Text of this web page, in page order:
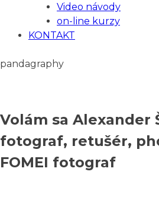
Video návody
on-line kurzy
KONTAKT
pandagraphy
Volám sa Alexander
fotograf, retušér,
FOMEI fotograf